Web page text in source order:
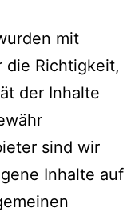
mit
die Richtigkeit,
der Inhalte
sind wir
Inhalte auf